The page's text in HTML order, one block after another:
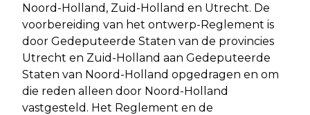
Noord-Holland, Zuid-Holland en Utrecht. De
voorbereiding van het ontwerp-Reglement is
door Gedeputeerde Staten van de provincies
Utrecht en Zuid-Holland aan Gedeputeerde
Staten van Noord-Holland opgedragen en om
die reden alleen door Noord-Holland
vastgesteld. Het Reglement en de